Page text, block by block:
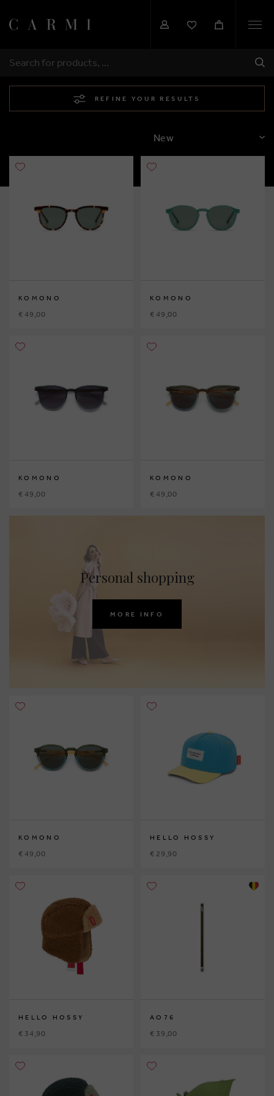
SEARCH
REFINE YOUR RESULTS
SORT
KOMONO
€ 49,00
KOMONO
€ 49,00
KOMONO
€ 49,00
KOMONO
€ 49,00
Personal shopping
MORE INFO
KOMONO
€ 49,00
HELLO HOSSY
€ 29,90
HELLO HOSSY
€ 34,90
AO76
€ 39,00